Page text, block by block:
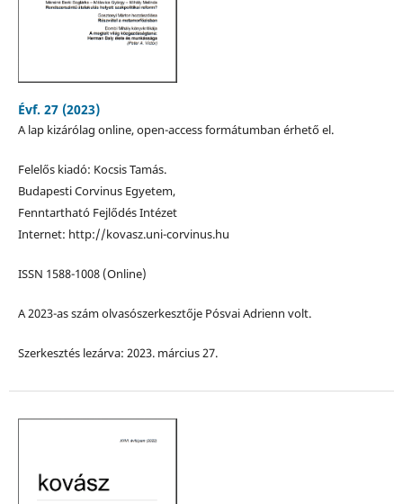
Évf. 27 (2023)
A lap kizárólag online, open-access formátumban érhető el.
Felelős kiadó: Kocsis Tamás.
Budapesti Corvinus Egyetem,
Fenntartható Fejlődés Intézet
Internet: http://kovasz.uni-corvinus.hu
ISSN 1588-1008 (Online)
A 2023-as szám olvasószerkesztője Pósvai Adrienn volt.
Szerkesztés lezárva: 2023. március 27.